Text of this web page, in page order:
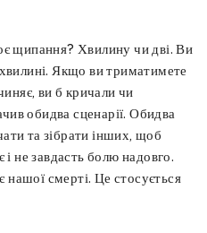
щипання? Хвилину чи дві. Ви
Якщо ви триматимете
ви б кричали чи
обидва сценарії. Обидва
та зібрати інших, щоб
не завдасть болю надовго.
смерті. Це стосується